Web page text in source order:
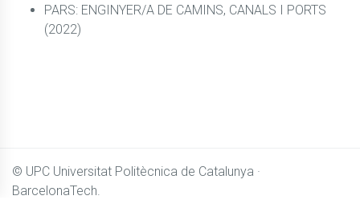
PARS: ENGINYER/A DE CAMINS, CANALS I PORTS
(2022)
© UPC Universitat Politècnica de Catalunya ·
BarcelonaTech.